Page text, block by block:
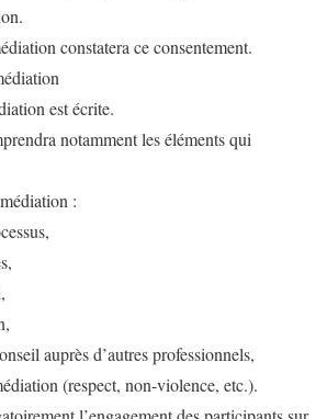
constatera ce consentement.
est écrite.
notamment les éléments qui
:
auprès d’autres professionnels,
(respect, non-violence, etc.).